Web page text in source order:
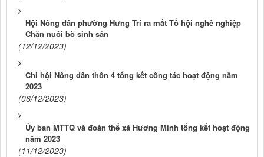
Hội Nông dân phường Hưng Trí ra mắt Tổ hội nghề nghiệp
Chăn nuôi bò sinh sản
(12/12/2023)
Chi hội Nông dân thôn 4 tổng kết công tác hoạt động năm
2023
(06/12/2023)
Ủy ban MTTQ và đoàn thể xã Hương Minh tổng kết hoạt động
năm 2023
(11/12/2023)